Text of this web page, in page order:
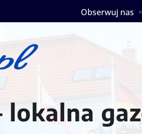
Obserwuj nas
lokalna